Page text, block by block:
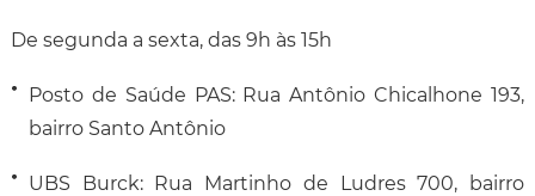
De segunda a sexta, das 9h às 15h
Posto de Saúde PAS: Rua Antônio Chicalhone 193,
bairro Santo Antônio
UBS Burck: Rua Martinho de Ludres 700, bairro